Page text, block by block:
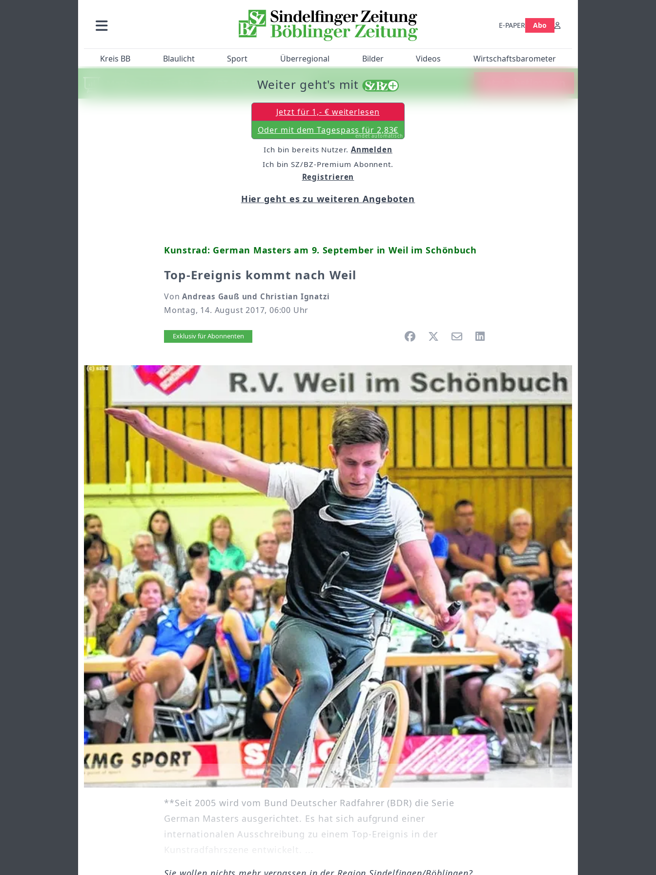
E-PAPER Abo
Kreis BB Blaulicht Sport Überregional Bilder Videos Wirtschaftsbarometer
Machen Sie mit beim SZ/BZ-Bürgerbarometer!
Kunstrad: German Masters am 9. September in Weil im Schönbuch
Top-Ereignis kommt nach Weil
VonAndreas Gauß und Christian Ignatzi
Montag, 14. August 2017, 06:00 Uhr
Artikel vorlesen
Exklusiv für Abonnenten
**Seit 2005 wird vom Bund Deutscher Radfahrer (BDR) die Serie
German Masters ausgerichtet. Es hat sich aufgrund einer
internationalen Ausschreibung zu einem Top-Ereignis in der
Kunstradfahrszene entwickelt. ...
Weiter geht's mit
Jetzt für 1,- € weiterlesen
Oder mit dem Tagespass für 2,83€
endet automatisch
Ich bin bereits Nutzer. Anmelden
Ich bin SZ/BZ-Premium Abonnent.
Registrieren
Hier geht es zu weiteren Angeboten